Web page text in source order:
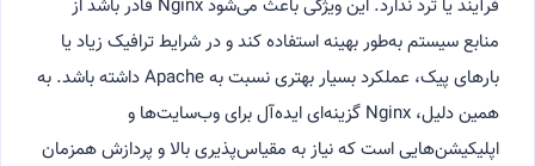
فرآیند یا ترد ندارد. این ویژگی باعث می‌شود Nginx قادر باشد از
منابع سیستم به‌طور بهینه استفاده کند و در شرایط ترافیک زیاد یا
بارهای پیک، عملکرد بسیار بهتری نسبت به Apache داشته باشد. به
همین دلیل، Nginx گزینه‌ای ایده‌آل برای وب‌سایت‌ها و
اپلیکیشن‌هایی است که نیاز به مقیاس‌پذیری بالا و پردازش همزمان